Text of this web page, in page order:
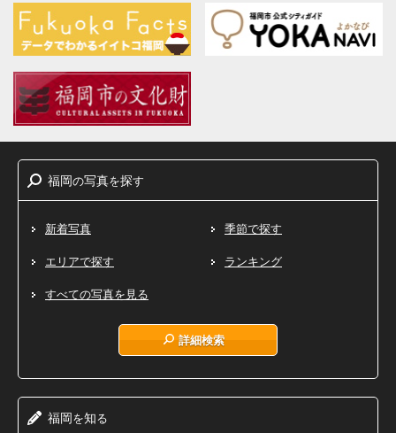
福岡の写真を探す
新着写真 季節で探す
エリアで探す ランキング
すべての写真を見る
詳細検索
福岡を知る